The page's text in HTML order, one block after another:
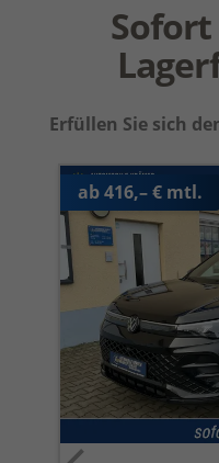
Erfüllen Sie sich
ab 416,– € mtl.